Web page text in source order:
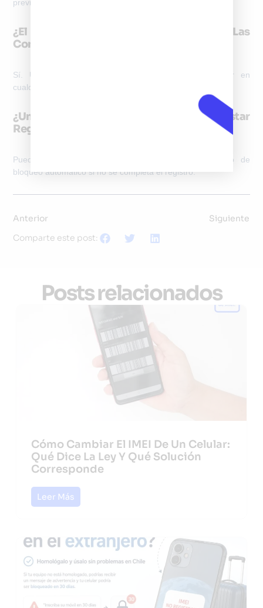
previamente en el sistema nacional.
¿El Registro IMEI Es Válido Para Todas Las
Compañías?
Sí. Un IMEI registrado queda habilitado para operar en
cualquier red móvil chilena.
¿Un Celular Puede Funcionar Sin Estar
Registrado?
Puede hacerlo de forma temporal, pero existe riesgo de
bloqueo automático si no se completa el registro.
Anterior
Siguiente
Comparte este post:
Posts relacionados
Cómo Cambiar El IMEI De Un Celular:
Qué Dice La Ley Y Qué Solución
Corresponde
Leer Más